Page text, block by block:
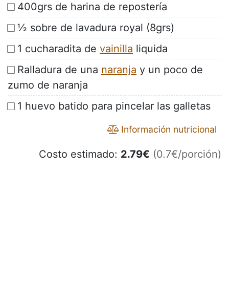
400grs de harina de repostería
½ sobre de lavadura royal (8grs)
1 cucharadita de vainilla liquida
Ralladura de una naranja y un poco de
zumo de naranja
1 huevo batido para pincelar las galletas
Información nutricional
Costo estimado: 2.79€ (0.7€/porción)